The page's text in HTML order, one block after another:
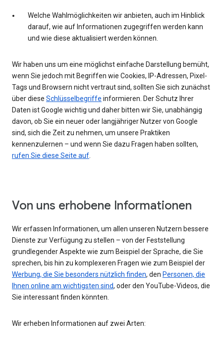
Welche Wahlmöglichkeiten wir anbieten, auch im Hinblick
darauf, wie auf Informationen zugegriffen werden kann
und wie diese aktualisiert werden können.
Wir haben uns um eine möglichst einfache Darstellung bemüht,
wenn Sie jedoch mit Begriffen wie Cookies, IP-Adressen, Pixel-
Tags und Browsern nicht vertraut sind, sollten Sie sich zunächst
über diese Schlüsselbegriffe informieren. Der Schutz Ihrer
Daten ist Google wichtig und daher bitten wir Sie, unabhängig
davon, ob Sie ein neuer oder langjähriger Nutzer von Google
sind, sich die Zeit zu nehmen, um unsere Praktiken
kennenzulernen – und wenn Sie dazu Fragen haben sollten,
rufen Sie diese Seite auf.
Von uns erhobene Informationen
Wir erfassen Informationen, um allen unseren Nutzern bessere
Dienste zur Verfügung zu stellen – von der Feststellung
grundlegender Aspekte wie zum Beispiel der Sprache, die Sie
sprechen, bis hin zu komplexeren Fragen wie zum Beispiel der
Werbung, die Sie besonders nützlich finden, den Personen, die
Ihnen online am wichtigsten sind, oder den YouTube-Videos, die
Sie interessant finden könnten.
Wir erheben Informationen auf zwei Arten: